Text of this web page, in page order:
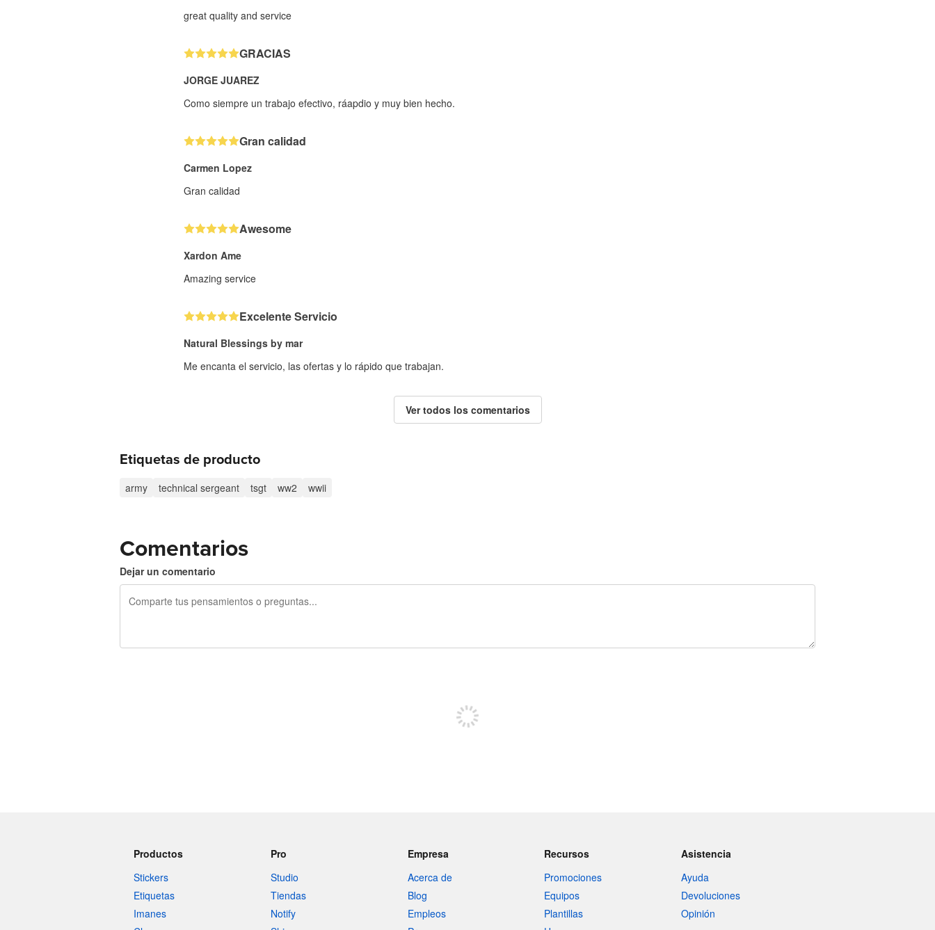
great quality and service
GRACIAS
JORGE JUAREZ
Como siempre un trabajo efectivo, ráapdio y muy bien hecho.
Gran calidad
Carmen Lopez
Gran calidad
Awesome
Xardon Ame
Amazing service
Excelente Servicio
Natural Blessings by mar
Me encanta el servicio, las ofertas y lo rápido que trabajan.
Ver todos los comentarios
Etiquetas de producto
army technical sergeant tsgt ww2 wwii
Comentarios
Dejar un comentario
Productos
Stickers
Etiquetas
Imanes
Pro
Studio
Tiendas
Notify
Empresa
Acerca de
Blog
Empleos
Recursos
Promociones
Equipos
Plantillas
Asistencia
Ayuda
Devoluciones
Opinión